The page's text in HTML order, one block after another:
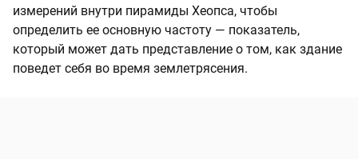
измерений внутри пирамиды Хеопса, чтобы
определить ее основную частоту — показатель,
который может дать представление о том, как здание
поведет себя во время землетрясения.